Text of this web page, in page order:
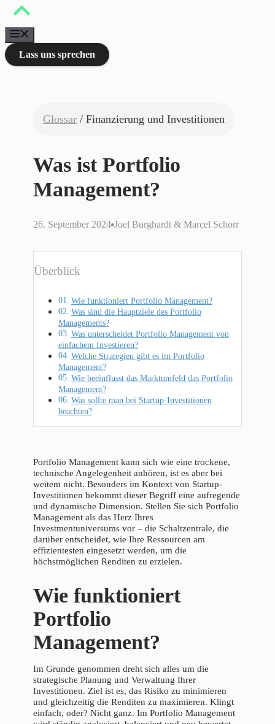
Zum
springen
Lass uns sprechen
Glossar / Finanzierung und Investitionen
Was ist Portfolio
Management?
26. September 2024 Joel Burghardt & Marcel Schorr
Überblick
Wie funktioniert Portfolio Management?
Was sind die Hauptziele des Portfolio
Managements?
Was unterscheidet Portfolio Management von
einfachem Investieren?
Welche Strategien gibt es im Portfolio
Management?
Wie beeinflusst das Marktumfeld das Portfolio
Management?
Was sollte man bei Startup-Investitionen
beachten?
Portfolio Management kann sich wie eine trockene,
technische Angelegenheit anhören, ist es aber bei
weitem nicht. Besonders im Kontext von Startup-
Investitionen bekommt dieser Begriff eine aufregende
und dynamische Dimension. Stellen Sie sich Portfolio
Management als das Herz Ihres
Investmentuniversums vor – die Schaltzentrale, die
darüber entscheidet, wie Ihre Ressourcen am
effizientesten eingesetzt werden, um die
höchstmöglichen Renditen zu erzielen.
Wie funktioniert
Portfolio
Management?
Im Grunde genommen dreht sich alles um die
strategische Planung und Verwaltung Ihrer
Investitionen. Ziel ist es, das Risiko zu minimieren
und gleichzeitig die Renditen zu maximieren. Klingt
einfach, oder? Nicht ganz. Im Portfolio Management